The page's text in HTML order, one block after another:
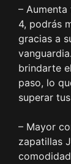
–
4, podrás
gracias a
brindarte
paso, lo
superar
– Mayor
zapatillas